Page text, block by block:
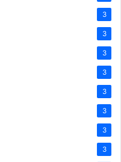
3
3
3
3
3
3
3
3